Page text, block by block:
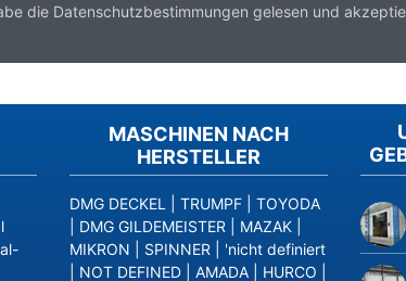
die Datenschutzbestimmungen gelesen und
MASCHINEN NACH
HERSTELLER
DMG DECKEL TRUMPF
TOYODA
DMG GILDEMEISTER MAZAK
MIKRON
SPINNER
'nicht definiert
NOT DEFINED AMADA HURCO